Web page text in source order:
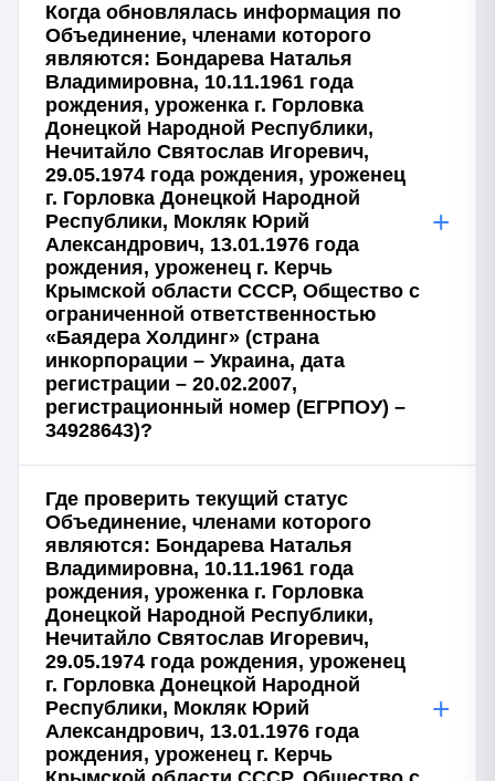
Когда обновлялась информация по
Объединение, членами которого
являются: Бондарева Наталья
Владимировна, 10.11.1961 года
рождения, уроженка г. Горловка
Донецкой Народной Республики,
Нечитайло Святослав Игоревич,
29.05.1974 года рождения, уроженец
г. Горловка Донецкой Народной
Республики, Мокляк Юрий
Александрович, 13.01.1976 года
рождения, уроженец г. Керчь
Крымской области СССР, Общество с
ограниченной ответственностью
«Баядера Холдинг» (страна
инкорпорации – Украина, дата
регистрации – 20.02.2007,
регистрационный номер (ЕГРПОУ) –
34928643)?
+
Где проверить текущий статус
Объединение, членами которого
являются: Бондарева Наталья
Владимировна, 10.11.1961 года
рождения, уроженка г. Горловка
Донецкой Народной Республики,
Нечитайло Святослав Игоревич,
29.05.1974 года рождения, уроженец
г. Горловка Донецкой Народной
Республики, Мокляк Юрий
Александрович, 13.01.1976 года
рождения, уроженец г. Керчь
+